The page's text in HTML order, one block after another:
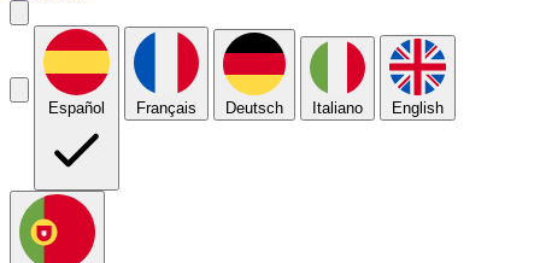
Español Français Deutsch Italiano English